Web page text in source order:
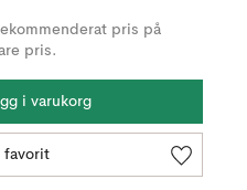
pris på
pris.
i varukorg
favorit